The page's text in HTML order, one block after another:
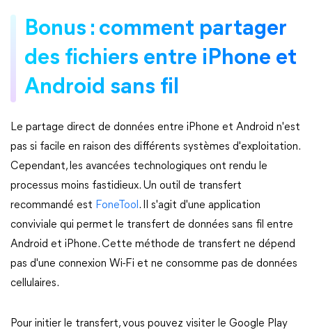
Bonus : comment partager
des fichiers entre iPhone et
Android sans fil
Le partage direct de données entre iPhone et Android n'est
pas si facile en raison des différents systèmes d'exploitation.
Cependant, les avancées technologiques ont rendu le
processus moins fastidieux. Un outil de transfert
recommandé est FoneTool . Il s'agit d'une application
conviviale qui permet le transfert de données sans fil entre
Android et iPhone. Cette méthode de transfert ne dépend
pas d'une connexion Wi-Fi et ne consomme pas de données
cellulaires.
Pour initier le transfert, vous pouvez visiter le Google Play